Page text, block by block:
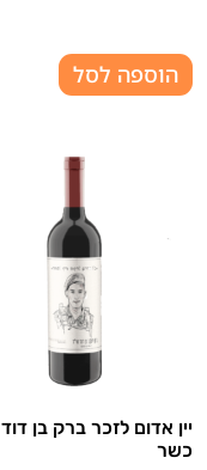
הוספה לסל
יין אדום לזכר ברק בן דוד |
כשר